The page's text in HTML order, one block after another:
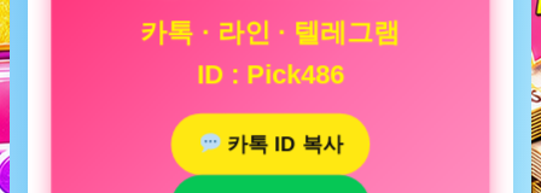
카톡 · 라인 · 텔레그램
ID : Pick486
카톡 ID 복사